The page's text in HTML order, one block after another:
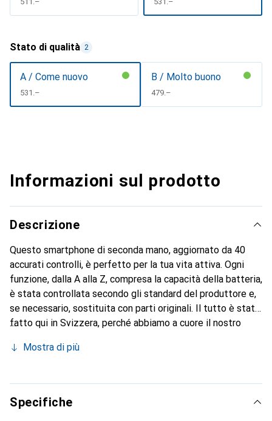
Stato di qualità 2
A / Come nuovo
CHF
531.–
B / Molto buono
CHF
479.–
Informazioni sul prodotto
Descrizione
Questo smartphone di seconda mano, aggiornato da 40
accurati controlli, è perfetto per la tua vita attiva. Ogni
funzione, dalla A alla Z, compresa la capacità della batteria,
è stata controllata secondo gli standard del produttore e,
se necessario, sostituita con parti originali. Il tutto è stato
fatto qui in Svizzera, perché abbiamo a cuore il nostro
in stock.
Mostra di più
Specifiche